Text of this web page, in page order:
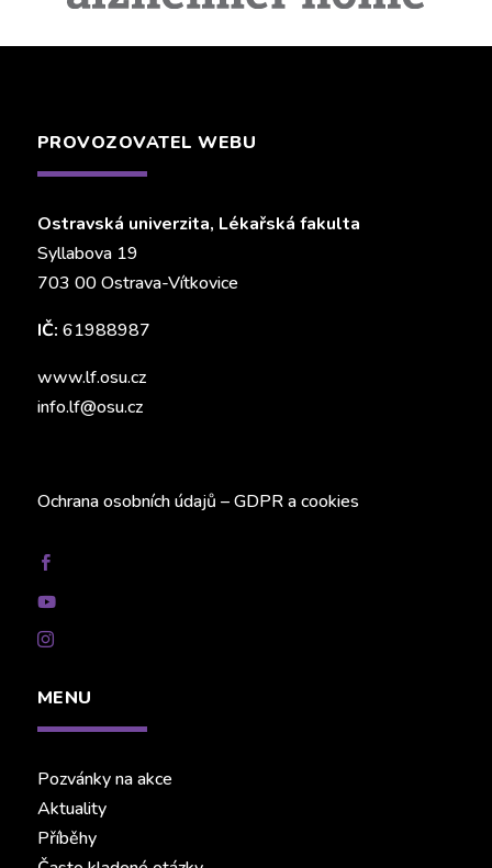
PROVOZOVATEL WEBU
Ostravská univerzita, Lékařská fakulta
Syllabova 19
703 00 Ostrava-Vítkovice
IČ: 61988987
www.lf.osu.cz
info.lf@osu.cz
Ochrana osobních údajů – GDPRacookies



MENU
Pozvánky na akce
Aktuality
Příběhy